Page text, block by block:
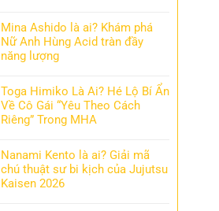
Mina Ashido là ai? Khám phá
Nữ Anh Hùng Acid tràn đầy
năng lượng
Toga Himiko Là Ai? Hé Lộ Bí Ẩn
Về Cô Gái “Yêu Theo Cách
Riêng” Trong MHA
Nanami Kento là ai? Giải mã
chú thuật sư bi kịch của Jujutsu
Kaisen 2026